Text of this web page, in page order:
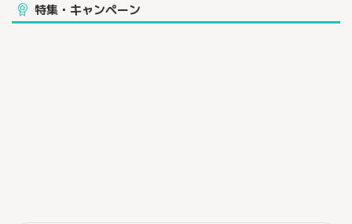
特集・キャンペーン